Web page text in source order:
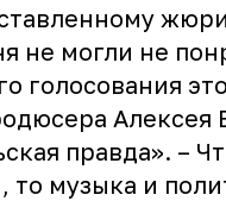
не могли не
голосования
Алексея
правда». –
то музыка и